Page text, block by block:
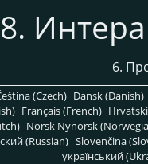
6.
(Czech) Dansk (Danish)
Français (French)
Norsk Nynorsk
(Russian) Slovenčina
український